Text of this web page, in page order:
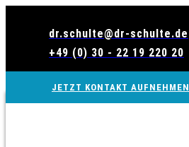
dr.schulte@dr-schulte.de
+49 (0) 30 - 22 19 220 20
JETZT KONTAKT AUFNEHMEN